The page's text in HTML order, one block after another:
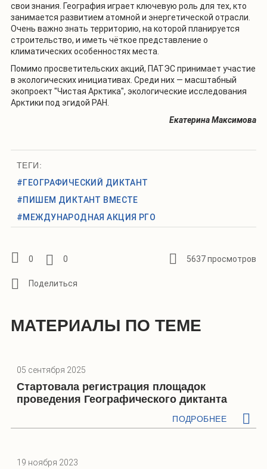
свои знания. География играет ключевую роль для тех, кто
занимается развитием атомной и энергетической отрасли.
Очень важно знать территорию, на которой планируется
строительство, и иметь чёткое представление о
климатических особенностях места.
Помимо просветительских акций, ПАТЭС принимает участие
в экологических инициативах. Среди них — масштабный
экопроект "Чистая Арктика", экологические исследования
Арктики под эгидой РАН.
Екатерина Максимова
ТЕГИ:
#ГЕОГРАФИЧЕСКИЙ ДИКТАНТ
#ПИШЕМ ДИКТАНТ ВМЕСТЕ
#МЕЖДУНАРОДНАЯ АКЦИЯ РГО
0 0 5637 просмотров
МАТЕРИАЛЫ ПО ТЕМЕ
05 сентября 2025
Стартовала регистрация площадок
проведения Географического диктанта
ПОДРОБНЕЕ
19 ноября 2023